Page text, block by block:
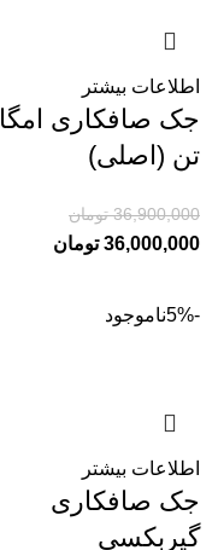
اطلاعات بیشتر
تن (اصلی)
36,900,000 تومان
36,000,000 تومان
-5% ناموجود
اطلاعات بیشتر
جک صافکاری
گیربکسی